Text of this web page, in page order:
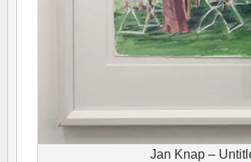
Jan Knap –